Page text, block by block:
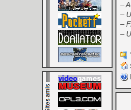
–
–
–
–